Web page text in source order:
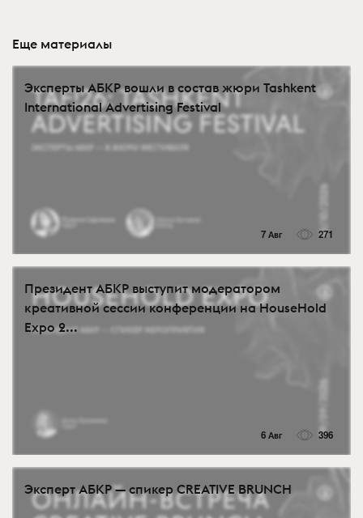
Еще материалы
Эксперты АБКР вошли в состав жюри Tashkent
International Advertising Festival
7 Авг 271
Президент АБКР выступит модератором
креативной сессии конференции на HouseHold
Expo 2...
6 Авг 396
Эксперт АБКР — спикер CREATIVE BRUNCH